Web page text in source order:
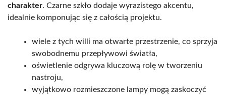
charakter. Czarne szkło dodaje wyrazistego akcentu,
idealnie komponując się z całością projektu.
wiele z tych willi ma otwarte przestrzenie, co sprzyja
swobodnemu przepływowi światła,
oświetlenie odgrywa kluczową rolę w tworzeniu
nastroju,
wyjątkowo rozmieszczone lampy mogą zaskoczyć